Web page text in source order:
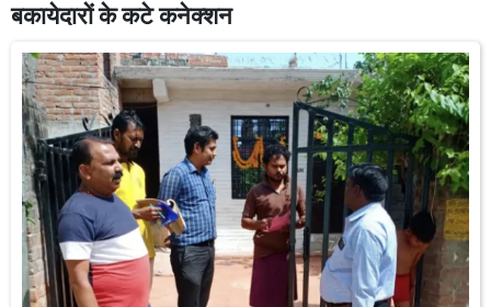
बकायेदारों के कटे कनेक्शन